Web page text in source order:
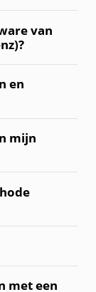
van
en
mijn
met een